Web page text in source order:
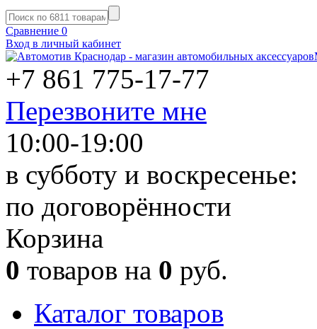
Сравнение 0
Вход в личный кабинет
+7 861 775-17-77
Перезвоните мне
10:00-19:00
в субботу и воскресенье:
по договорённости
Корзина
0 товаров на 0 руб.
Каталог товаров